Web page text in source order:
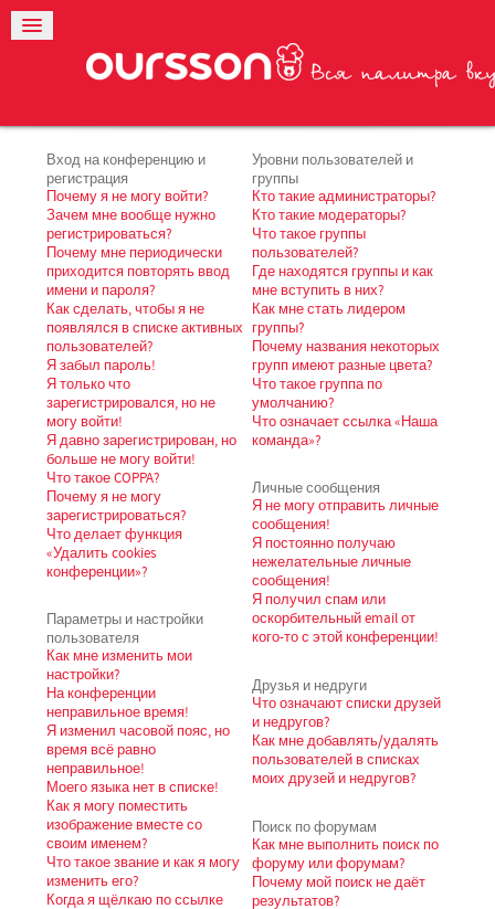
Вход на конференцию и
регистрация
Почему я не могу войти?
Зачем мне вообще нужно
регистрироваться?
Почему мне периодически
приходится повторять ввод
имени и пароля?
Как сделать, чтобы я не
появлялся в списке активных
пользователей?
Я забыл пароль!
Я только что
зарегистрировался, но не
могу войти!
Я давно зарегистрирован, но
больше не могу войти!
Что такое COPPA?
Почему я не могу
зарегистрироваться?
Что делает функция
«Удалить cookies
конференции»?
Параметры и настройки
пользователя
Как мне изменить мои
настройки?
На конференции
неправильное время!
Я изменил часовой пояс, но
время всё равно
неправильное!
Моего языка нет в списке!
Как я могу поместить
изображение вместе со
своим именем?
Что такое звание и как я могу
изменить его?
Когда я щёлкаю по ссылке
Уровни пользователей и
группы
Кто такие администраторы?
Кто такие модераторы?
Что такое группы
пользователей?
Где находятся группы и как
мне вступить в них?
Как мне стать лидером
группы?
Почему названия некоторых
групп имеют разные цвета?
Что такое группа по
умолчанию?
Что означает ссылка «Наша
команда»?
Личные сообщения
Я не могу отправить личные
сообщения!
Я постоянно получаю
нежелательные личные
сообщения!
Я получил спам или
оскорбительный email от
кого-то с этой конференции!
Друзья и недруги
Что означают списки друзей
и недругов?
Как мне добавлять/удалять
пользователей в списках
моих друзей и недругов?
Поиск по форумам
Как мне выполнить поиск по
форуму или форумам?
Почему мой поиск не даёт
результатов?